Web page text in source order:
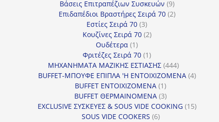
προϊόν
Βάσεις Επιτραπέζιων Συσκευών 99
προϊόντα
Επιδαπέδιοι Βραστήρες Σειρά 70 22
Εστίες Σειρά 70 33
προϊόντα
Κουζίνες Σειρά 70 22
Ουδέτερα 11
προϊόν
Φριτέζες Σειρά 70 11
προϊόν
ΜΗΧΑΝΗΜΑΤΑ ΜΑΖΙΚΗΣ ΕΣΤΙΑΣΗΣ 444444
προϊόντα
BUFFET-ΜΠΟΥΦΕ ΕΠΙΠΛΑ 'Η ΕΝΤΟΙΧΙΖΟΜΕΝΑ 44
BUFFET ΕΝΤΟΙΧΙΖΟΜΕΝΑ 11
προϊόν
BUFFET ΘΕΡΜΑΙΝΟΜΕΝΑ 33
προϊόντα
EXCLUSIVE ΣΥΣΚΕΥΕΣ & SOUS VIDE COOKING 1515
SOUS VIDE COOKERS 66